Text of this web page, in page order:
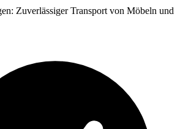
Zuverlässiger Transport von Möbeln und